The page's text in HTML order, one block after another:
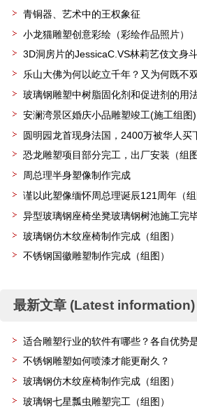
青铜器、艺术中的王权象征
小龙猫雕塑创意彩绘（彩绘作品照片）
3D洞房片的JessicaC.VS林莉艺伎文身
乐山大佛为何以屹立千年？又为何既不
玻璃钢雕塑中树脂固化剂和促进剂的用
安澜湾景区婚庆小品雕塑竣工(施工组图)
圆明园龙首现身法国，2400万被华人买
恐龙雕塑项目部分完工，出厂安装（组图
周总理半身塑像制作完成
谨以此塑像缅怀周总理诞辰121周年（组
异型玻璃钢座椅坐凳玻璃钢树池施工完
玻璃钢仿木纹座椅制作完成（组图）
不锈钢国徽雕塑制作完成（组图）
最新文章 (Latest information)
适合雕塑行业的软件有哪些？各自优势
不锈钢雕塑如何喷漆才能更耐久？
玻璃钢仿木纹座椅制作完成（组图）
玻璃钢七星瓢虫雕塑完工（组图）